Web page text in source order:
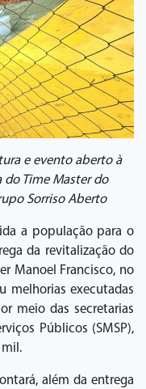
e evento aberto à
Time Master do
Sorriso Aberto
a população para o
da revitalização do
Manoel Francisco, no
melhorias executadas
meio das secretarias
Públicos (SMSP),
além da entrega